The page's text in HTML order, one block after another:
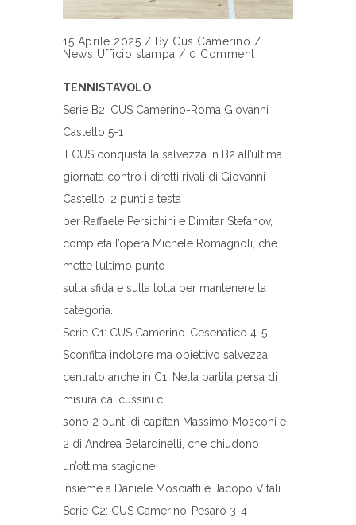
15 Aprile 2025 / By Cus Camerino /
News Ufficio stampa / 0 Comment
TENNISTAVOLO
Serie B2: CUS Camerino-Roma Giovanni
Castello 5-1
Il CUS conquista la salvezza in B2 all’ultima
giornata contro i diretti rivali di Giovanni
Castello. 2 punti a testa
per Raffaele Persichini e Dimitar Stefanov,
completa l’opera Michele Romagnoli, che
mette l’ultimo punto
sulla sfida e sulla lotta per mantenere la
categoria.
Serie C1: CUS Camerino-Cesenatico 4-5
Sconfitta indolore ma obiettivo salvezza
centrato anche in C1. Nella partita persa di
misura dai cussini ci
sono 2 punti di capitan Massimo Mosconi e
2 di Andrea Belardinelli, che chiudono
un’ottima stagione
insieme a Daniele Mosciatti e Jacopo Vitali.
Serie C2: CUS Camerino-Pesaro 3-4